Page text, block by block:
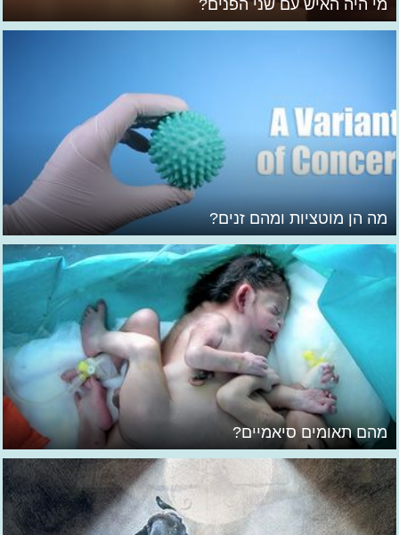
מי היה האיש עם שני הפנים?
מה הן מוטציות ומהם זנים?
מהם תאומים סיאמיים?